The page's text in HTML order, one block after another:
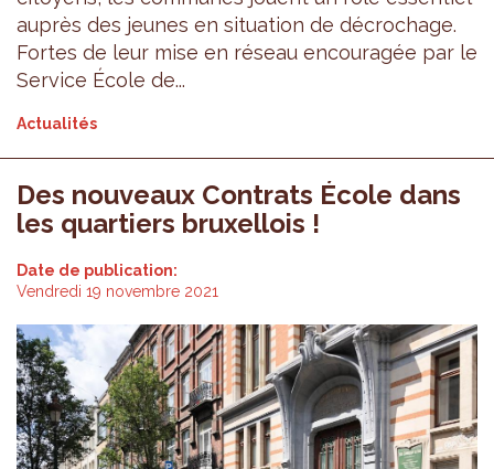
auprès des jeunes en situation de décrochage.
Fortes de leur mise en réseau encouragée par le
Service École de...
Actualités
Des nouveaux Contrats École dans
les quartiers bruxellois !
Date de publication:
Vendredi 19 novembre 2021